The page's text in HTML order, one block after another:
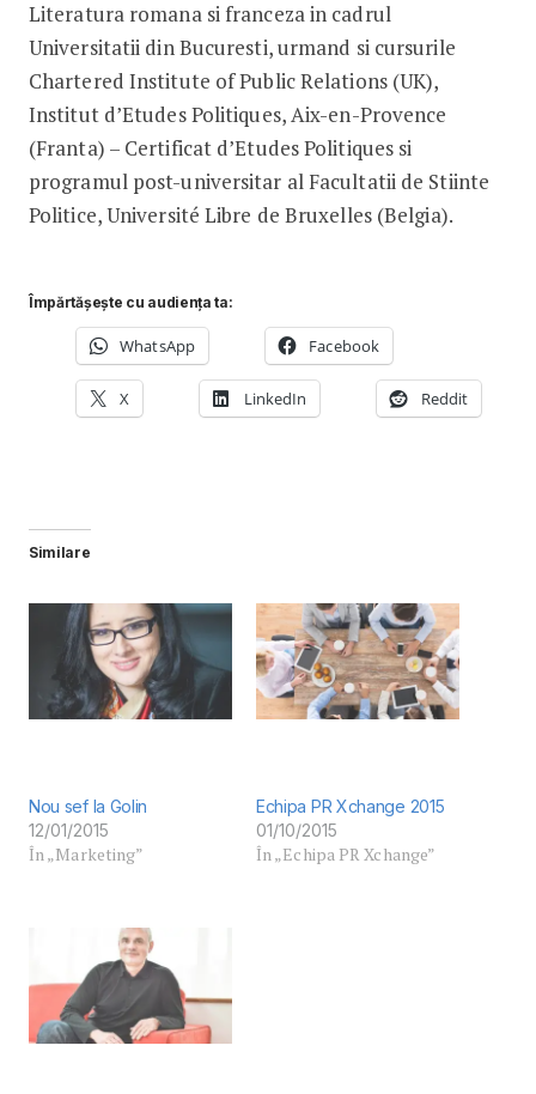
Literatura romana si franceza in cadrul
Universitatii din Bucuresti, urmand si cursurile
Chartered Institute of Public Relations (UK),
Institut d’Etudes Politiques, Aix-en-Provence
(Franta) – Certificat d’Etudes Politiques si
programul post-universitar al Facultatii de Stiinte
Politice, Université Libre de Bruxelles (Belgia).
Împărtășește cu audiența ta:
WhatsApp Facebook
X LinkedIn Reddit
Similare
Nou sef la Golin
12/01/2015
În „Marketing”
Echipa PR Xchange 2015
01/10/2015
În „Echipa PR Xchange”